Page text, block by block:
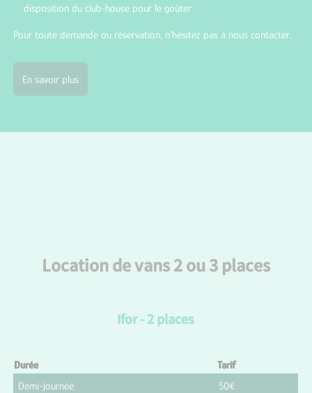
disposition du club-house pour le goûter.
Pour toute demande ou réservation, n’hésitez pas à nous contacter.
En savoir plus
Location de vans 2 ou 3 places
Ifor - 2 places
Durée
Tarif
Demi-journée
50€